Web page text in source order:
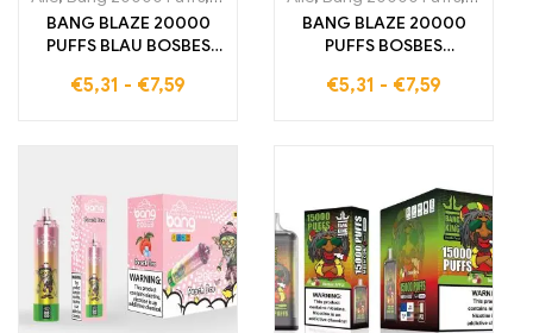
BANG BLAZE 20000
PUFFS BLAU BOSBES
sigaret die u 20000
€5,31 - €7,59
BANG BLAZE 20000
PUFFS BOSBES
wegwerp E-sigaret die
€5,31 - €7,59